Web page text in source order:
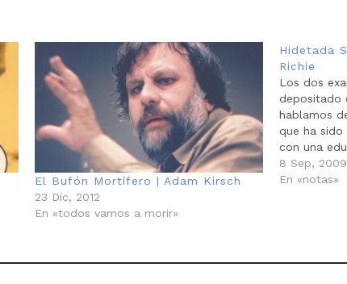
El Bufón Mortífero | Adam Kirsch
23 Dic, 2012
En «todos vamos a morir»
Hidetada
Richie
Los dos
depositado
hablamos
que ha
con una
miró y se
de que me
8 Sep, 2009
En «notas»